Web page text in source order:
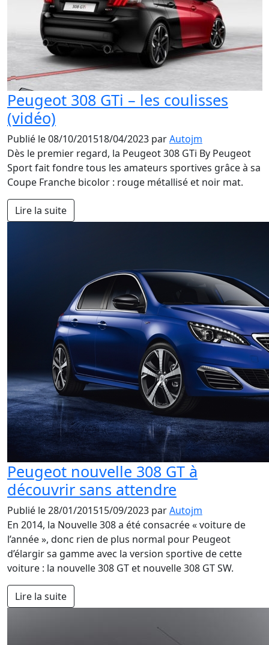
Peugeot 308 GTi – les coulisses
(vidéo)
Publié le08/10/201518/04/2023 parAutojm
Dès le premier regard, la Peugeot 308 GTi By Peugeot
Sport fait fondre tous les amateurs sportives grâce à sa
Coupe Franche bicolor : rouge métallisé et noir mat.
Lire la suite
Peugeot nouvelle 308 GT à
découvrir sans attendre
Publié le28/01/201515/09/2023 parAutojm
En 2014, la Nouvelle 308 a été consacrée « voiture de
l’année », donc rien de plus normal pour Peugeot
d’élargir sa gamme avec la version sportive de cette
voiture : la nouvelle 308 GT et nouvelle 308 GT SW.
Lire la suite